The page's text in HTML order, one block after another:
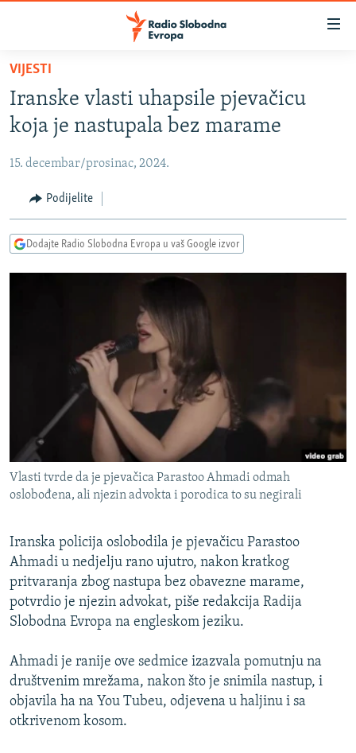
Pređite
glavni
sadržaj
Pređite
na
navigaciju
Pređite
na
BOSNA I HERCEGOVINA
SRBIJA
KOSOVO
CRNA GORA
VIDEO
PODCASTI
RSE PRIČE IZ SVIJETA
ISPRIČAJ MI
DNEVNO@RSE
SPECIJALI RSE
VIŠE OD NASLOVA
GENOCID U SREBRENICI
TV LIBERTY
POST SCRIPTUM
MOJA EVROPA
TRI DECENIJE OD RATA U BIH
SVE KARTE DEJTONA
NASTANAK I RASPAD JUGOSLAVIJE
PRATITE NAS
Sve RFE/RL stranice
VIJESTI
Iranske vlasti uhapsile pjevačicu
koja je nastupala bez marame
15. decembar/prosinac, 2024.
Podijelite
Dodajte Radio Slobodna Evropa u vaš Google izvor
Vlasti tvrde da je pjevačica Parastoo Ahmadi odmah
oslobođena, ali njezin advokta i porodica to su negirali
Iranska policija oslobodila je pjevačicu Parastoo
Ahmadi u nedjelju rano ujutro, nakon kratkog
pritvaranja zbog nastupa bez obavezne marame,
potvrdio je njezin advokat, piše redakcija Radija
Slobodna Evropa na engleskom jeziku.
Ahmadi je ranije ove sedmice izazvala pomutnju na
društvenim mrežama, nakon što je snimila nastup, i
objavila ha na You Tubeu, odjevena u haljinu i sa
otkrivenom kosom.